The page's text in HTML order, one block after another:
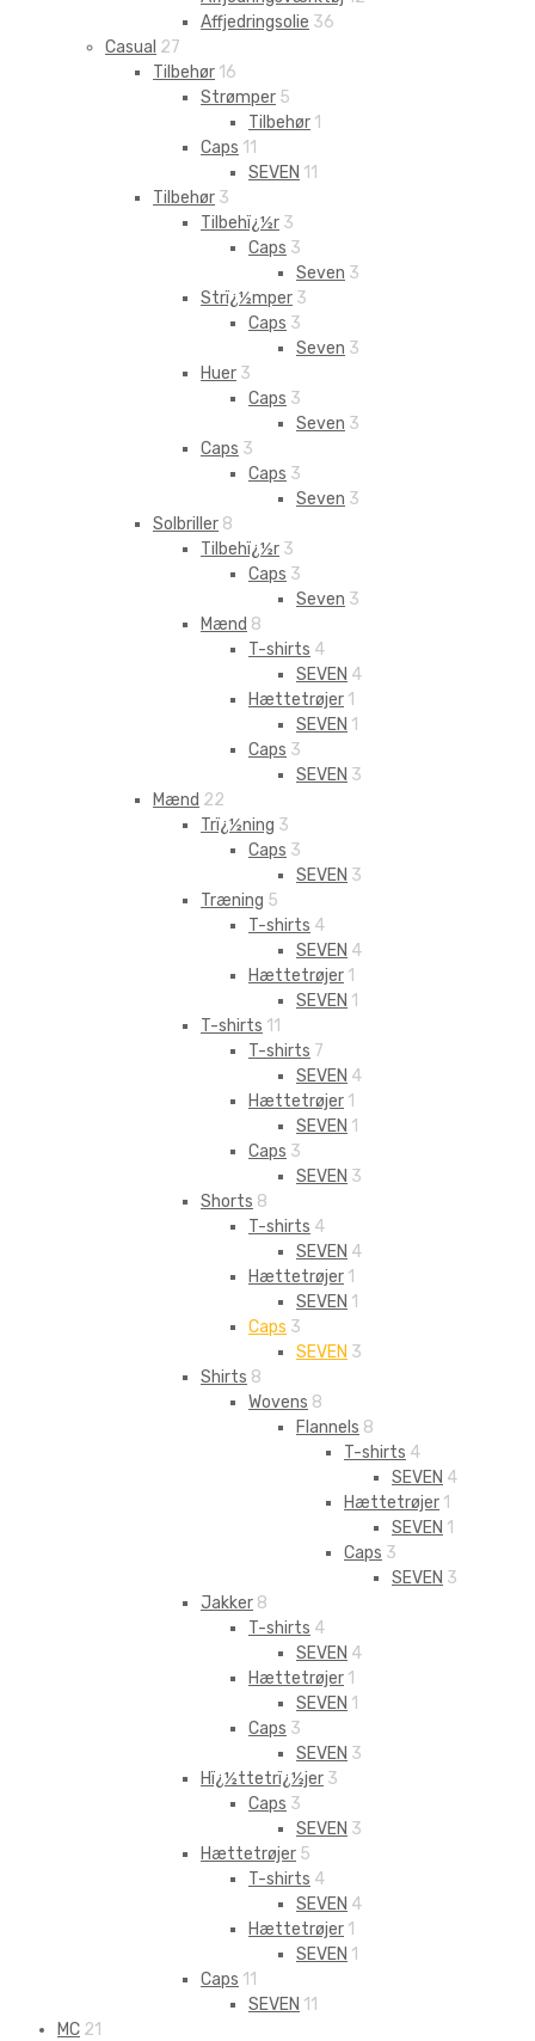
Affjedringsolie 36
Casual 27
Tilbehør 16
Strømper 5
Tilbehør 1
Caps 11
SEVEN 11
Tilbehør 3
Tilbehï¿½r 3
Caps 3
Seven 3
Strï¿½mper 3
Caps 3
Seven 3
Huer 3
Caps 3
Seven 3
Caps 3
Caps 3
Seven 3
Solbriller 8
Tilbehï¿½r 3
Caps 3
Seven 3
Mænd 8
T-shirts 4
SEVEN 4
Hættetrøjer 1
SEVEN 1
Caps 3
SEVEN 3
Mænd 22
Trï¿½ning 3
Caps 3
SEVEN 3
Træning 5
T-shirts 4
SEVEN 4
Hættetrøjer 1
SEVEN 1
T-shirts 11
T-shirts 7
SEVEN 4
Hættetrøjer 1
SEVEN 1
Caps 3
SEVEN 3
Shorts 8
T-shirts 4
SEVEN 4
Hættetrøjer 1
SEVEN 1
Caps 3
SEVEN 3
Shirts 8
Wovens 8
Flannels 8
T-shirts 4
SEVEN 4
Hættetrøjer 1
SEVEN 1
Caps 3
SEVEN 3
Jakker 8
T-shirts 4
SEVEN 4
Hættetrøjer 1
SEVEN 1
Caps 3
SEVEN 3
Hï¿½ttetrï¿½jer 3
Caps 3
SEVEN 3
Hættetrøjer 5
T-shirts 4
SEVEN 4
Hættetrøjer 1
SEVEN 1
Caps 11
SEVEN 11
MC 21